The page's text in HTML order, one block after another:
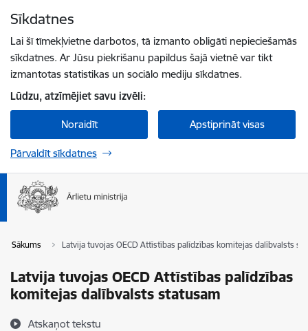
Sīkdatnes
Lai šī tīmekļvietne darbotos, tā izmanto obligāti nepieciešamās
sīkdatnes. Ar Jūsu piekrišanu papildus šajā vietnē var tikt
izmantotas statistikas un sociālo mediju sīkdatnes.
Lūdzu, atzīmējiet savu izvēli:
Noraidīt Apstiprināt visas
Pārvaldīt sīkdatnes
Sākums Latvija tuvojas OECD Attīstības palīdzības komitejas dalībvalsts
Latvija tuvojas OECD Attīstības palīdzības
komitejas dalībvalsts statusam
Atskaņot tekstu